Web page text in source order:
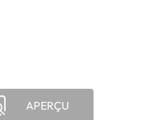
APERÇU